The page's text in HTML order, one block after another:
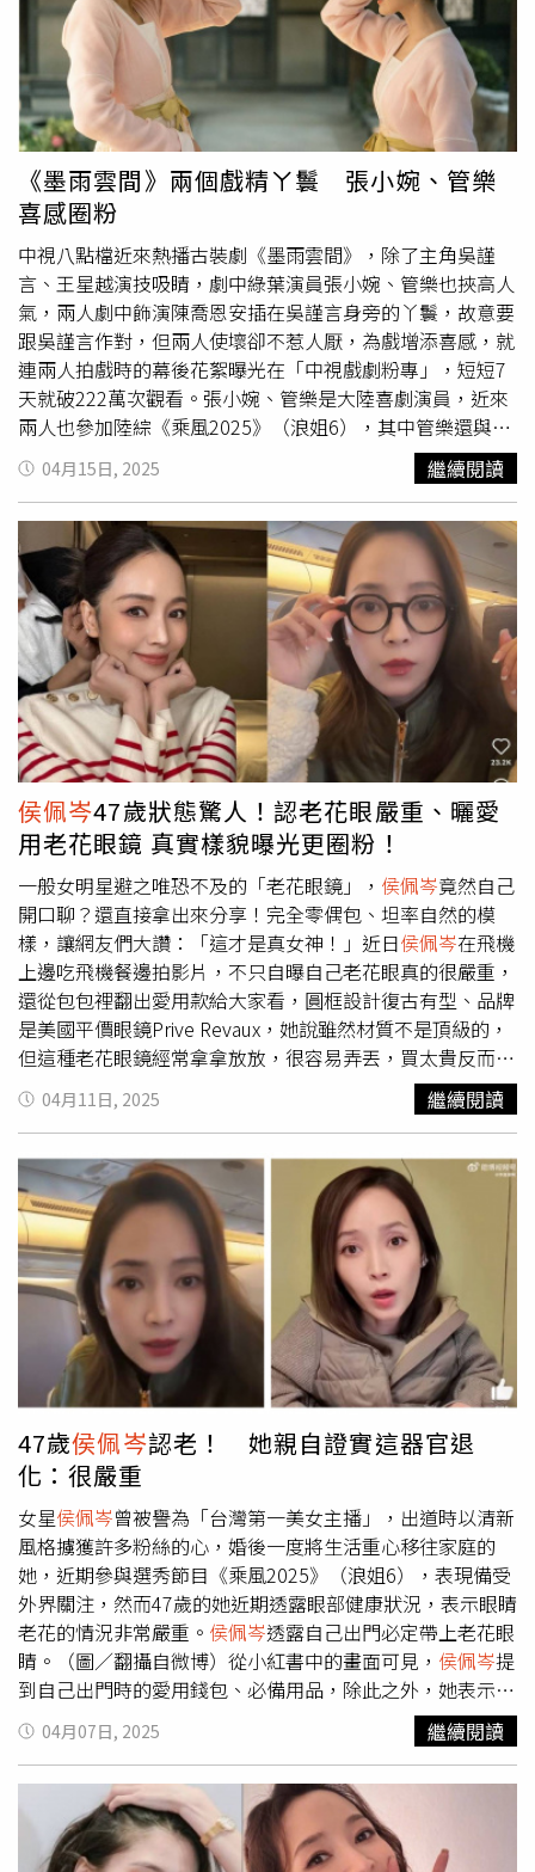
後來在2005年，周杰倫與侯佩岑的戀情曝光時，吳宗憲面
對媒體又一時嘴快脫口周杰倫與蔡依林的「雙J戀」，讓周
杰倫被外界質疑劈腿，雖然後續吳宗憲則解釋是媒體刻意扭
曲，才會造成周杰倫誤會。2015年，周杰倫在英國和昆凌
下跪求婚，後續接連在台北、英國、澳大利亞舉辦了3場世
紀婚禮，卻完全沒有寄喜帖給吳宗憲，讓吳宗憲非常不滿：
「漏掉我這封喜帖是不是太針對了？我是一排名字在那邊讓
你打勾或打圈要不要邀請的人嗎？不發帖子是要給我難看
囉！」也讓兩人不合傳言越演越烈。然而，時隔多年兩人關
係似乎早已雲淡風輕。吳宗憲日前在演唱會記者會上自信表
示若開口邀周杰倫站台「機率有9成以上」，雖最終以「我
為什麼要邀？你又不是我媽」幽默婉拒提議。
《墨雨雲間》兩個戲精ㄚ鬟 張小婉、管樂
喜感圈粉
中視八點檔近來熱播古裝劇《墨雨雲間》，除了主角吳謹
言、王星越演技吸睛，劇中綠葉演員張小婉、管樂也挾高人
氣，兩人劇中飾演陳喬恩安插在吳謹言身旁的丫鬟，故意要
跟吳謹言作對，但兩人使壞卻不惹人厭，為戲增添喜感，就
連兩人拍戲時的幕後花絮曝光在「中視戲劇粉專」，短短7
天就破222萬次觀看。張小婉、管樂是大陸喜劇演員，近來
兩人也參加陸綜《乘風2025》（浪姐6），其中管樂還與侯
佩岑
、鄧萃雯組隊，節目中管樂展現熱情活力，為了拉票，
一把抱起侯佩岑，讓大夥兒看得又驚又叫，接受訪問時管樂
也提及，侯佩岑有著可愛的幽默，相處後覺得她很隨和，侯
佩岑也說和管樂初見面時，就被她的十八般武藝所驚豔。張
小婉、管樂也曾一起接受王偉忠的節目訪問，兩人以「小婉
管樂、興高采烈」作為介紹的slogan，兩人2014年認識，
在同一個劇組表演音樂劇，小婉是女一號，管樂則是群舞演
員，後來2017年參加綜藝節目海選，才開始搭檔，彼此個
性互補、一拍即合，很能get到對方的笑點，就連王偉忠都
說「千旦好找、一丑難求」，要演喜劇其實很難。訪談過
程，管樂覺得張小婉個性堅韌，每當排練感到疲憊時，她永
遠到最後時刻都還有一股勁，張小婉則形容管樂是一個非常
神奇的女孩，她的笑點是世界上都沒有人會出現的，兩人都
是家中的獨生女，因為工作成為閨蜜，互認彼此就是一輩子
的親人，感情相當好。而管樂第一次拍戲竟是到台灣拍電影
《西遊記女兒國》，大約拍攝一個月，讓她印象最深的就是
便當很好吃，至今都仍記得大豬排咬起來一口爆汁。張小
婉、管樂也參與演出的古裝劇《墨雨雲間》週一至週五晚間
8點在中視頻道播出。
04月15日, 2025 繼續閱讀
侯佩岑47歲狀態驚人！認老花眼嚴重、曬愛
用老花眼鏡 真實樣貌曝光更圈粉！
一般女明星避之唯恐不及的「老花眼鏡」， 侯佩岑竟然自己
開口聊？還直接拿出來分享！完全零偶包、坦率自然的模
樣，讓網友們大讚：「這才是真女神！」近日侯佩岑在飛機
上邊吃飛機餐邊拍影片，不只自曝自己老花眼真的很嚴重，
還從包包裡翻出愛用款給大家看，圓框設計復古有型、品牌
是美國平價眼鏡Prive Revaux，她說雖然材質不是頂級的，
但這種老花眼鏡經常拿拿放放，很容易弄丟，買太貴反而會
心疼，所以她自己都選平價款來戴，實用又不怕掉。（圖／
翻攝自小紅書）（圖／翻攝自小紅書）
這次分享的老
花眼鏡品牌Prive Revaux，主打時尚設計與親民價格，許多
好萊塢明星如潔米福克斯、荷莉貝瑞都曾合作代言，定價多
在 40 美元上下，折扣款甚至低於 20 美元，不僅質感不
俗，重點是價格實惠、掉了也不心疼，完全符合她「老花眼
鏡不用買太貴」的生活哲學。（圖／翻攝自Prive Revaux官
網）而後佩岑這番「超接地氣」的分享也引發大量共鳴，尤
其不少30+、40+的網友紛紛留言：「第一次看到女星敢講
老花眼好感動！」、「我也是老花族，佩岑姐說中我心
聲」、「她這副我也要買！」看來女神不只會穿搭，連選老
花眼鏡都這麼有品味又實際，難怪各年齡層都搶著跟風，直
接讓這副平價眼鏡爆紅代購榜。
04月11日, 2025 繼續閱讀
47歲侯佩岑認老！ 她親自證實這器官退
化：很嚴重
女星侯佩岑曾被譽為「台灣第一美女主播」，出道時以清新
風格擄獲許多粉絲的心，婚後一度將生活重心移往家庭的
她，近期參與選秀節目《乘風2025》（浪姐6），表現備受
外界關注，然而47歲的她近期透露眼部健康狀況，表示眼睛
老花的情況非常嚴重。 侯佩岑透露自己出門必定帶上老花眼
睛。（圖／翻攝自微博）從小紅書中的畫面可見， 侯佩岑提
到自己出門時的愛用錢包、必備用品，除此之外，她表示出
門必定得戴上一隻老花眼睛，她說自身老花特別嚴重。侯佩
岑 強調老花眼鏡用不著買太貴的牌子，萬一弄丟了也不心
疼，並當場試戴老花眼鏡給粉絲們看，另外，她還隨身帶的
平板也是用特大的尺吋。相關影片曝光後，中國網友紛紛表
侯佩岑看著只有20歲，沒想到要用老花眼鏡了，網友還留
言表示，「這麼年輕原來就要用老花眼鏡了」、「不可能47
04月07日, 2025 繼續閱讀